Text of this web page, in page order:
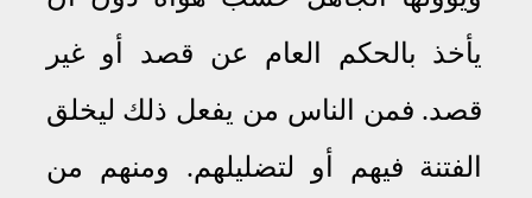
يأخذ بالحكم العام عن قصد أو غير
قصد. فمن الناس من يفعل ذلك ليخلق
الفتنة فيهم أو لتضليلهم. ومنهم من